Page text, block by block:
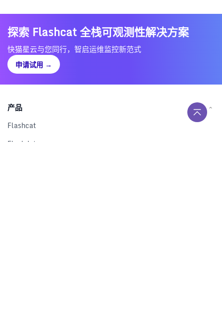
探索 Flashcat 全栈可观测性解决方案
快猫星云与您同行，智启运维监控新范式
申请试用 →
产品
Flashcat
Flashduty